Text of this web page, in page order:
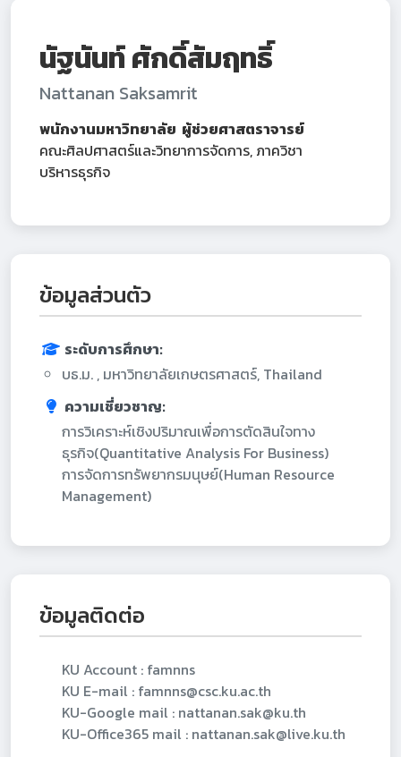
นัฐนันท์ ศักดิ์สัมฤทธิ์
Nattanan Saksamrit
พนักงานมหาวิทยาลัย ผู้ช่วยศาสตราจารย์
คณะศิลปศาสตร์และวิทยาการจัดการ, ภาควิชา
บริหารธุรกิจ
ข้อมูลส่วนตัว
ระดับการศึกษา:
บธ.ม. , มหาวิทยาลัยเกษตรศาสตร์, Thailand
ความเชี่ยวชาญ:
การวิเคราะห์เชิงปริมาณเพื่อการตัดสินใจทาง
ธุรกิจ(Quantitative Analysis For Business)
การจัดการทรัพยากรมนุษย์(Human Resource
Management)
ข้อมูลติดต่อ
KU Account : famnns
KU E-mail : famnns@csc.ku.ac.th
KU-Google mail : nattanan.sak@ku.th
KU-Office365 mail : nattanan.sak@live.ku.th